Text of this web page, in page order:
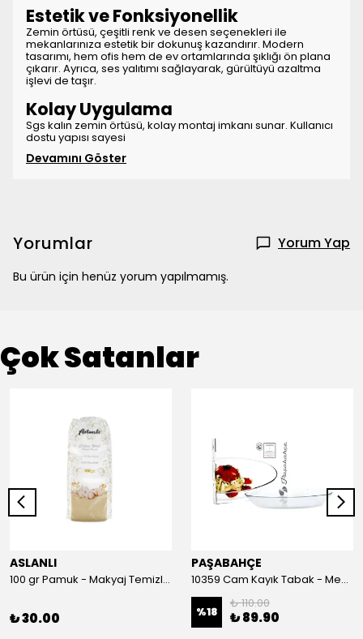
Estetik ve Fonksiyonellik
Zemin örtüsü, çeşitli renk ve desen seçenekleri ile
mekanlarınıza estetik bir dokunuş kazandırır. Modern
tasarımı, hem ofis hem de ev ortamlarında şıklığı ön plana
çıkarır. Ayrıca, ses yalıtımı sağlayarak, gürültüyü azaltma
işlevi de taşır.
Kolay Uygulama
Sgs kalın zemin örtüsü, kolay montaj imkanı sunar. Kullanıcı
dostu yapısı sayesi
Devamını Göster
Yorumlar Yorum Yap
Bu ürün için henüz yorum yapılmamış.
Çok Satanlar
ASLANLI
100 gr Pamuk - Makyaj Temizleme ve Bebek Bakımı İçin Hassas Saf Pamuk
₺ 30.00
PAŞABAHÇE
10359 Cam Kayık Tabak - Meze, Salata ve Balık Servis Tabağı (26 cm)
%18
₺ 110.00
₺ 89.90